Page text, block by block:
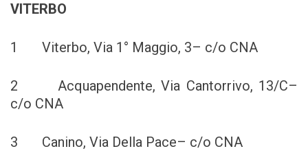
VITERBO
1 Viterbo, Via 1° Maggio, 3– c/o CNA
2 Acquapendente, Via Cantorrivo, 13/C–
c/o CNA
3 Canino, Via Della Pace– c/o CNA